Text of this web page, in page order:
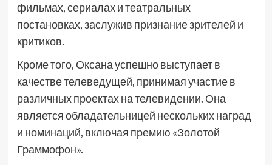
фильмах, сериалах и театральных
постановках, заслужив признание зрителей и
критиков.
Кроме того, Оксана успешно выступает в
качестве телеведущей, принимая участие в
различных проектах на телевидении. Она
является обладательницей нескольких наград
и номинаций, включая премию «Золотой
Граммофон».